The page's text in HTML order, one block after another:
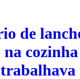
de
na cozinha